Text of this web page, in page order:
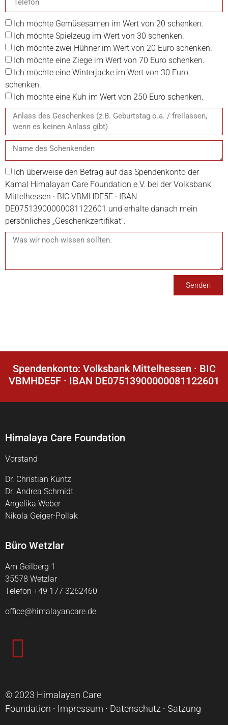
Ich möchte Gemüsesamen im Wert von 20 schenken.
Ich möchte Spielzeug im Wert von 30 schenken.
Ich möchte zwei Hühner im Wert von 20 Euro schenken.
Ich möchte eine Ziege im Wert von 70 Euro schenken.
Ich möchte eine Winterjacke im Wert von 30 Euro
schenken.
Ich möchte eine Kuh im Wert von 250 Euro schenken.
Ich überweise den Betrag auf das Spendenkonto der
Kamal Himalayan Care Foundation e.V. bei der Volksbank
Mittelhessen · BIC VBMHDE5F · IBAN
DE07513900000081122601 und erhalte danach mein
persönliches „Geschenkzertifikat".
Senden
Spendenkonto: Volksbank Mittelhessen · BIC
VBMHDE5F · IBAN DE07513900000081122601
Himalaya Care Foundation
Vorstand
Dr. Christian Kuntz
Dr. Andrea Schmidt
Angelika Weber
Nikola Geiger-Pollak
Büro Wetzlar
Am Geilberg 1
35578 Wetzlar
Telefon +49 177 3262460
office@himalayancare.de
© 2023 Himalayan Care
Foundation ∙ Impressum ∙ Datenschutz ∙ Satzung